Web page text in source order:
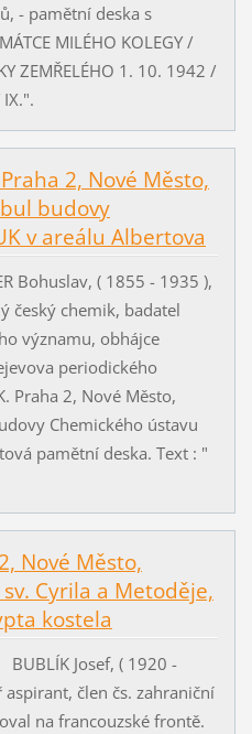
- pamětní deska s
MILÉHO KOLEGY /
ZEMŘELÉHO 1. 10. 1942 /
IX.".
2, Nové Město,
budovy
v areálu Albertova
Bohuslav, ( 1855 - 1935 ),
český chemik, badatel
významu, obhájce
periodického
Praha 2, Nové Město,
Chemického ústavu
pamětní deska. Text : "
Nové Město,
Cyrila a Metoděje,
kostela
Josef, ( 1920 -
aspirant, člen čs. zahraniční
na francouzské frontě.